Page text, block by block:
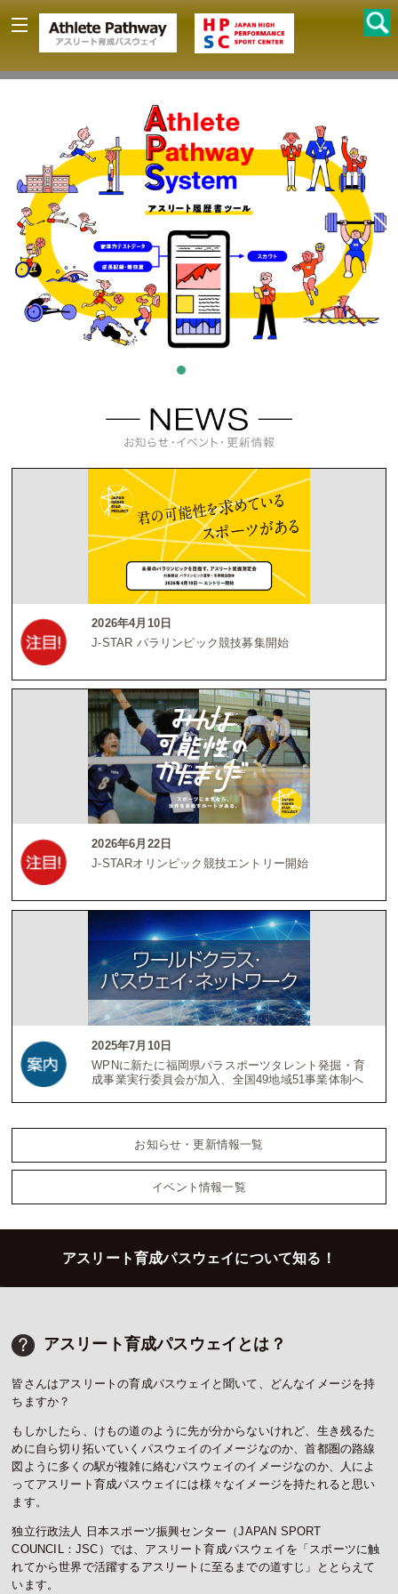
2026年4月10日
J-STAR パラリンピック競技募集開始
2026年6月22日
J-STARオリンピック競技エントリー開始
2025年7月10日
WPNに新たに福岡県パラスポーツタレント発掘・育
成事業実行委員会が加入、全国49地域51事業体制へ
お知らせ・更新情報一覧
イベント情報一覧
アスリート育成パスウェイについて知る！
アスリート育成パスウェイとは？
皆さんはアスリートの育成パスウェイと聞いて、どんなイメージを持
ちますか？
もしかしたら、けもの道のように先が分からないけれど、生き残るた
めに自ら切り拓いていくパスウェイのイメージなのか、首都圏の路線
図ように多くの駅が複雑に絡むパスウェイのイメージなのか、人によ
ってアスリート育成パスウェイには様々なイメージを持たれると思い
ます。
独立行政法人 日本スポーツ振興センター（JAPAN SPORT
COUNCIL：JSC）では、アスリート育成パスウェイを「スポーツに触
れてから世界で活躍するアスリートに至るまでの道すじ」ととらえて
います。